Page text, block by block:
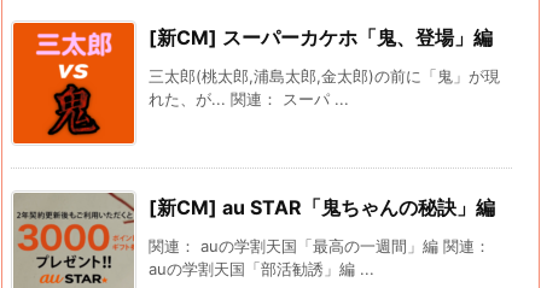
[新CM] スーパーカケホ「鬼、登場」編
三太郎(桃太郎,浦島太郎,金太郎)の前に「鬼」が現
れた、が... 関連： スーパ ...
[新CM] au STAR「鬼ちゃんの秘訣」編
関連： auの学割天国「最高の一週間」編 関連：
auの学割天国「部活勧誘」編 ...